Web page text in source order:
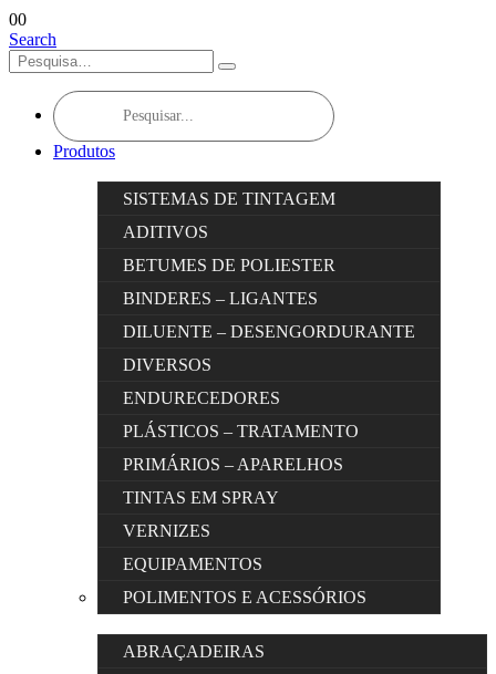
00
Search
Products
search
Produtos
SISTEMAS DE TINTAGEM
ADITIVOS
BETUMES DE POLIESTER
BINDERES – LIGANTES
DILUENTE – DESENGORDURANTE
DIVERSOS
ENDURECEDORES
PLÁSTICOS – TRATAMENTO
PRIMÁRIOS – APARELHOS
TINTAS EM SPRAY
VERNIZES
EQUIPAMENTOS
POLIMENTOS E ACESSÓRIOS
ABRAÇADEIRAS